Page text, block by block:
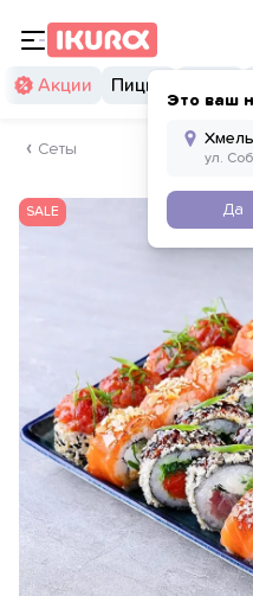
Это ваш
Да
Акции Пицца
Сеты
SALE